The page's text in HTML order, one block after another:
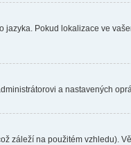
Pokud lokalizace ve
a nastavených
záleží na použitém vzhledu).